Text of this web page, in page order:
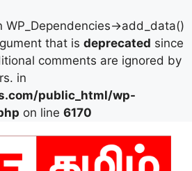
WP_Dependencies->add_data()
that is deprecated since
comments are ignored by
in
public_html/wp-
on line 6170